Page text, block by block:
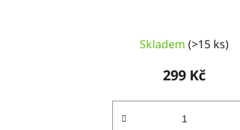
hodnocení
je
5
Skladem(>15 ks)
299 Kč